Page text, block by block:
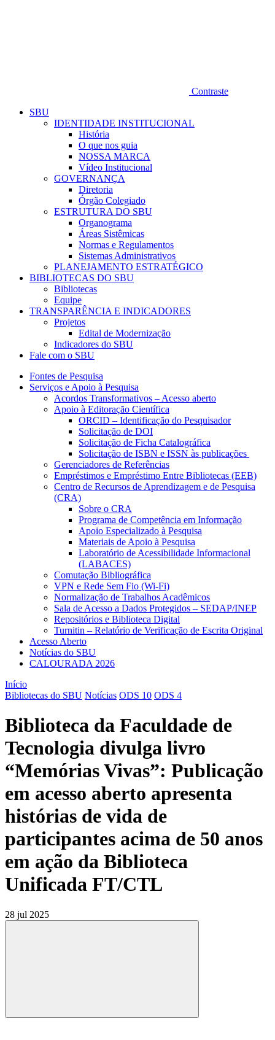
Contraste
SBU
IDENTIDADE INSTITUCIONAL
História
O que nos guia
NOSSA MARCA
Vídeo Institucional
GOVERNANÇA
Diretoria
Órgão Colegiado
ESTRUTURA DO SBU
Organograma
Áreas Sistêmicas
Normas e Regulamentos
Sistemas Administrativos
PLANEJAMENTO ESTRATÉGICO
BIBLIOTECAS DO SBU
Bibliotecas
Equipe
TRANSPARÊNCIA E INDICADORES
Projetos
Edital de Modernização
Indicadores do SBU
Fale com o SBU
Fontes de Pesquisa
Serviços e Apoio à Pesquisa
Acordos Transformativos – Acesso aberto
Apoio à Editoração Científica
ORCID – Identificação do Pesquisador
Solicitação de DOI
Solicitação de Ficha Catalográfica
Solicitação de ISBN e ISSN às publicações
Gerenciadores de Referências
Empréstimos e Empréstimo Entre Bibliotecas (EEB)
Centro de Recursos de Aprendizagem e de Pesquisa
(CRA)
Sobre o CRA
Programa de Competência em Informação
Apoio Especializado à Pesquisa
Materiais de Apoio à Pesquisa
Laboratório de Acessibilidade Informacional
(LABACES)
Comutação Bibliográfica
VPN e Rede Sem Fio (Wi-Fi)
Normalização de Trabalhos Acadêmicos
Sala de Acesso a Dados Protegidos – SEDAP/INEP
Repositórios e Biblioteca Digital
Turnitin – Relatório de Verificação de Escrita Original
Acesso Aberto
Notícias do SBU
CALOURADA 2026
Início
Bibliotecas do SBU Notícias ODS 10 ODS 4
Biblioteca da Faculdade de
Tecnologia divulga livro
“Memórias Vivas”: Publicação
em acesso aberto apresenta
histórias de vida de
participantes acima de 50 anos
em ação da Biblioteca
Unificada FT/CTL
28 jul 2025
Compartilhar